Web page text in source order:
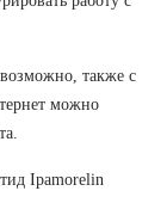
также с
можно
Ipamorelin